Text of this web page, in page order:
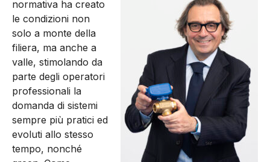
normativa ha creato
le condizioni non
solo a monte della
filiera, ma anche a
valle, stimolando da
parte degli operatori
professionali la
domanda di sistemi
sempre più pratici ed
evoluti allo stesso
tempo, nonché